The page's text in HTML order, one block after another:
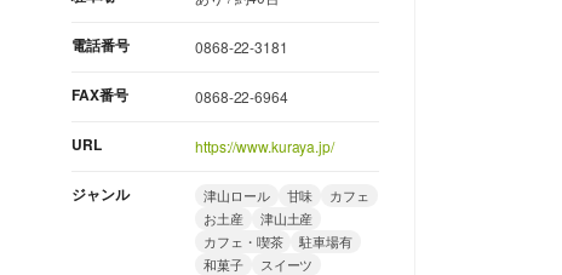
電話番号 0868-22-3181
FAX番号 0868-22-6964
URL https://www.kuraya.jp/
ジャンル 津山ロール 甘味
カフェ
お土産
津山土産
カフェ・喫茶
駐車場有
和菓子
スイーツ